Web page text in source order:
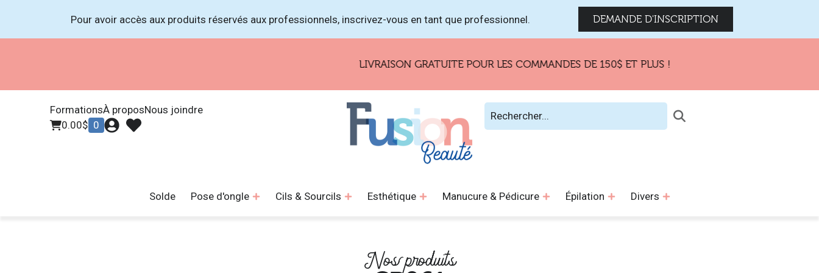
Pour avoir accès aux produits réservés aux professionnels, inscrivez-vous en tant que professionnel. DEMANDE D'INSCRIPTION
LIVRAISON GRATUITE POUR LES COMMANDES DE 150$ ET PLUS !
FormationsÀ proposNous joindre
0.00$ 0
Solde Pose d'ongle Cils & Sourcils Esthétique Manucure & Pédicure Épilation Divers
Nos produits